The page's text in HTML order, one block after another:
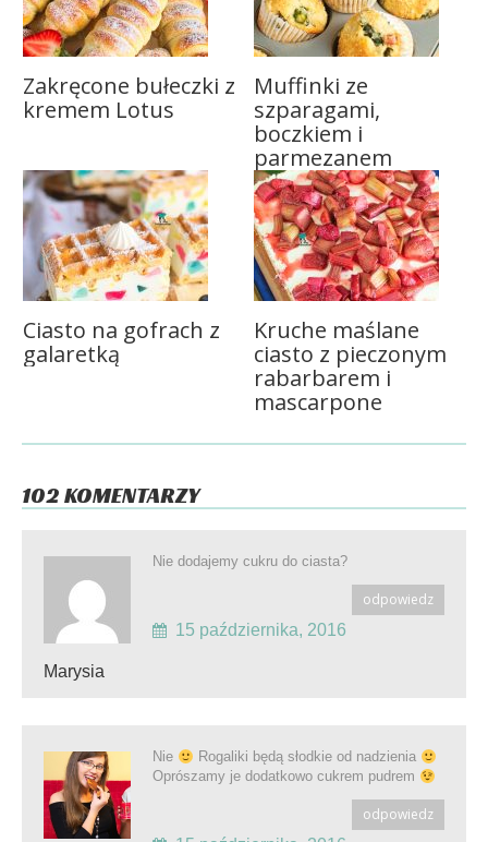
Zakręcone bułeczki z
kremem Lotus
Muffinki ze
szparagami,
boczkiem i
parmezanem
Ciasto na gofrach z
galaretką
Kruche maślane
ciasto z pieczonym
rabarbarem i
mascarpone
102 KOMENTARZY
Marysia
Nie dodajemy cukru do ciasta?
odpowiedz
15 października, 2016
Nie
Rogaliki będą słodkie od nadzienia
Oprószamy je dodatkowo cukrem pudrem
odpowiedz